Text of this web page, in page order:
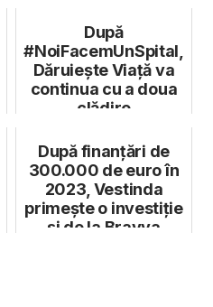
După
#NoiFacemUnSpital,
Dăruiește Viață va
continua cu a doua
clădire
După finanțări de
300.000 de euro în
2023, Vestinda
primește o investiție
și de la Bravva